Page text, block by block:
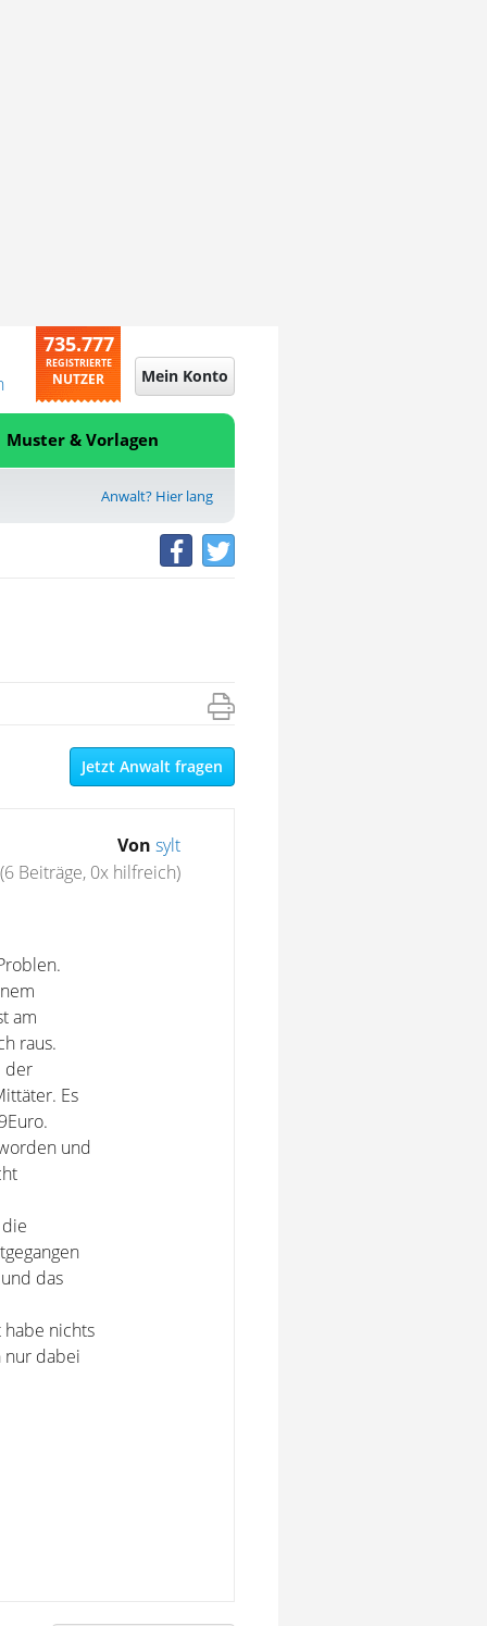
735.777
REGISTRIERTE
NUTZER Mein Konto
Muster & Vorlagen
Anwalt? Hier lang
Jetzt Anwalt fragen
Von sylt
(6 Beiträge, 0x hilfreich)
am
raus.
der
Es
und
das
habe nichts
nur dabei